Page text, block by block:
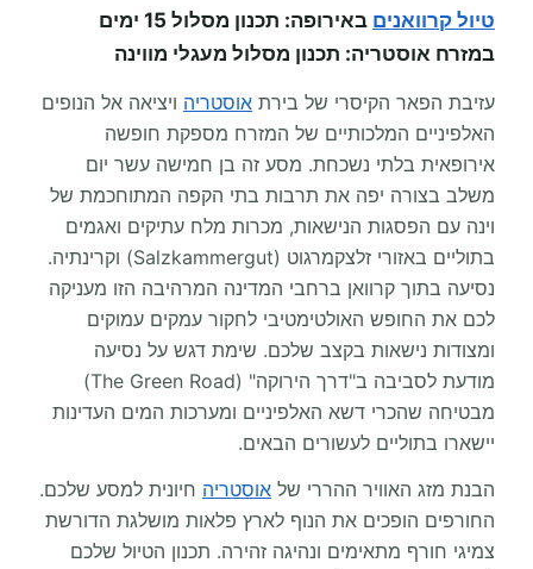
טיול קרוואנים
באירופה: תכנון מסלול 15 ימים
במזרח אוסטריה: תכנון מסלול מעגלי מווינה
עזיבת הפאר הקיסרי של בירת אוסטריה ויציאה אל הנופים
האלפיניים המלכותיים של המזרח מספקת חופשה
אירופאית בלתי נשכחת. מסע זה בן חמישה עשר יום
משלב בצורה יפה את תרבות בתי הקפה המתוחכמת של
וינה עם הפסגות הנישאות, מכרות מלח עתיקים ואגמים
בתוליים באזורי זלצקמרגוט (Salzkammergut) וקרינתיה.
נסיעה בתוך קרוואן ברחבי המדינה המרהיבה הזו מעניקה
לכם את החופש האולטימטיבי לחקור עמקים עמוקים
ומצודות נישאות בקצב שלכם. שימת דגש על נסיעה
מודעת לסביבה ב"דרך הירוקה" (The Green Road)
מבטיחה שהכרי דשא האלפיניים ומערכות המים העדינות
יישארו בתוליים לעשורים הבאים.
הבנת מזג האוויר ההררי של אוסטריה חיונית למסע שלכם.
החורפים הופכים את הנוף לארץ פלאות מושלגת הדורשת
צמיגי חורף מתאימים ונהיגה זהירה. תכנון הטיול שלכם